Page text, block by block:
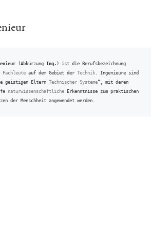
(Abkürzung Ing. ) ist die Berufsbezeichnung
Fachleute auf dem Gebiet der Technik. Ingenieure sind
geistigen Eltern Technischer Systeme“, mit deren
naturwissenschaftliche Erkenntnisse zum praktischen
der Menschheit angewendet werden.